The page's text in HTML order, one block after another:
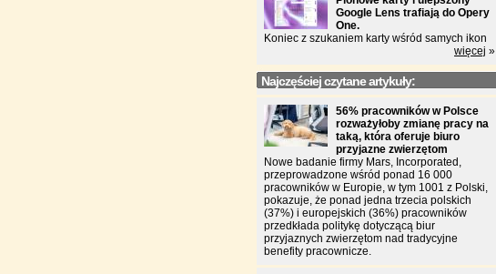
Google Lens trafiają do Opery
One.
Koniec z szukaniem karty wśród samych ikon
więcej »
Najczęściej czytane artykuły:
56% pracowników w Polsce
rozważyłoby zmianę pracy na
taką, która oferuje biuro
przyjazne zwierzętom
Nowe badanie firmy Mars, Incorporated,
przeprowadzone wśród ponad 16 000
pracowników w Europie, w tym 1001 z Polski,
pokazuje, że ponad jedna trzecia polskich
(37%) i europejskich (36%) pracowników
przedkłada politykę dotyczącą biur
przyjaznych zwierzętom nad tradycyjne
benefity pracownicze.